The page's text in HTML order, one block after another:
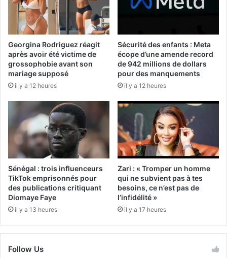
Georgina Rodriguez réagit
après avoir été victime de
grossophobie avant son
mariage supposé
il y a 12 heures
Sécurité des enfants : Meta
écope d’une amende record
de 942 millions de dollars
pour des manquements
il y a 12 heures
Sénégal : trois influenceurs
TikTok emprisonnés pour
des publications critiquant
Diomaye Faye
il y a 13 heures
Zari : « Tromper un homme
qui ne subvient pas à tes
besoins, ce n’est pas de
l’infidélité »
il y a 17 heures
Follow Us